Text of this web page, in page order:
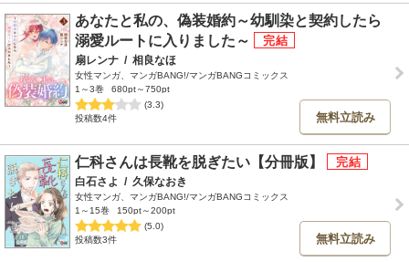
あなたと私の、偽装婚約～幼馴染と契約したら
溺愛ルートに入りました～
扇レンナ / 相良なほ
女性マンガ、マンガBANG!/マンガBANGコミックス
1～3巻
680pt～750pt
(3.3)
投稿数4件
無料立読み
仁科さんは長靴を脱ぎたい【分冊版】
白石さよ / 久保なおき
女性マンガ、マンガBANG!/マンガBANGコミックス
1～15巻
150pt～200pt
(5.0)
投稿数3件
無料立読み